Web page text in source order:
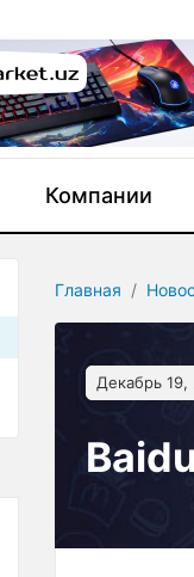
Компании
Главная
Декабрь 19,